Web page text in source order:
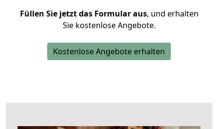
Füllen Sie jetzt das Formular aus, und erhalten
Sie kostenlose Angebote.
Kostenlose Angebote erhalten